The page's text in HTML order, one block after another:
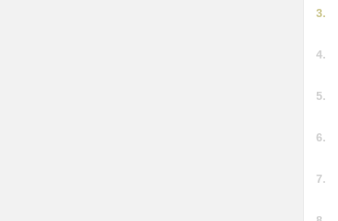
3.
4.
5.
6.
7.